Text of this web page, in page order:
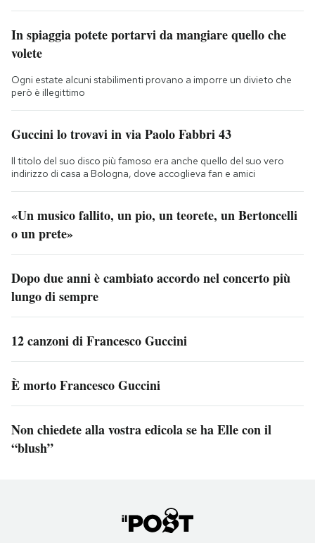
In spiaggia potete portarvi da mangiare quello che
volete
Ogni estate alcuni stabilimenti provano a imporre un divieto che
però è illegittimo
Guccini lo trovavi in via Paolo Fabbri 43
Il titolo del suo disco più famoso era anche quello del suo vero
indirizzo di casa a Bologna, dove accoglieva fan e amici
«Un musico fallito, un pio, un teorete, un Bertoncelli
o un prete»
Dopo due anni è cambiato accordo nel concerto più
lungo di sempre
12 canzoni di Francesco Guccini
È morto Francesco Guccini
Non chiedete alla vostra edicola se ha Elle con il
“blush”